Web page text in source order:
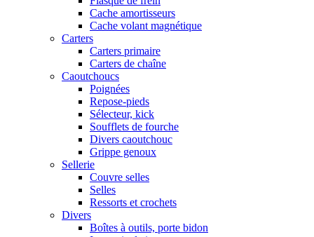
Cache amortisseurs
Cache volant magnétique
Carters
Carters primaire
Carters de chaîne
Caoutchoucs
Poignées
Repose-pieds
Sélecteur, kick
Soufflets de fourche
Divers caoutchouc
Grippe genoux
Sellerie
Couvre selles
Selles
Ressorts et crochets
Divers
Boîtes à outils, porte bidon